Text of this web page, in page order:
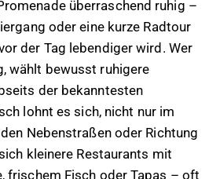
überraschend ruhig –
oder eine kurze Radtour
der Tag lebendiger wird. Wer
wählt bewusst ruhigere
der bekanntesten
lohnt es sich, nicht nur im
Nebenstraßen oder Richtung
kleinere Restaurants mit
frischem Fisch oder Tapas – oft